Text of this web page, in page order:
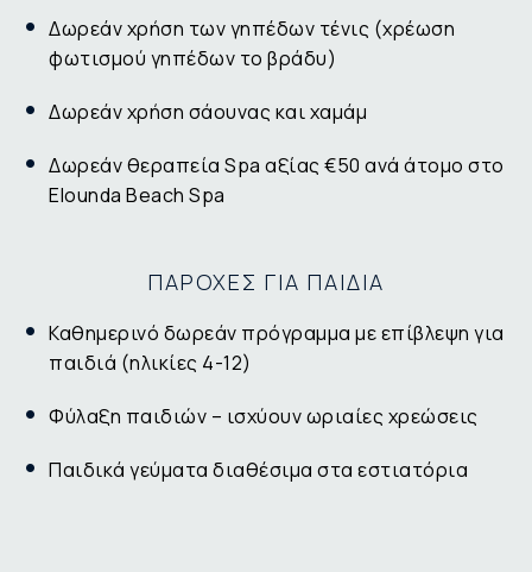
Δωρεάν χρήση των γηπέδων τένις (χρέωση
φωτισμού γηπέδων το βράδυ)
Δωρεάν χρήση σάουνας και χαμάμ
Δωρεάν θεραπεία Spa αξίας €50 ανά άτομο στο
Elounda Beach Spa
ΠΑΡΟΧΕΣ ΓΙΑ ΠΑΙΔΙΑ
Καθημερινό δωρεάν πρόγραμμα με επίβλεψη για
παιδιά (ηλικίες 4-12)
Φύλαξη παιδιών – ισχύουν ωριαίες χρεώσεις
Παιδικά γεύματα διαθέσιμα στα εστιατόρια